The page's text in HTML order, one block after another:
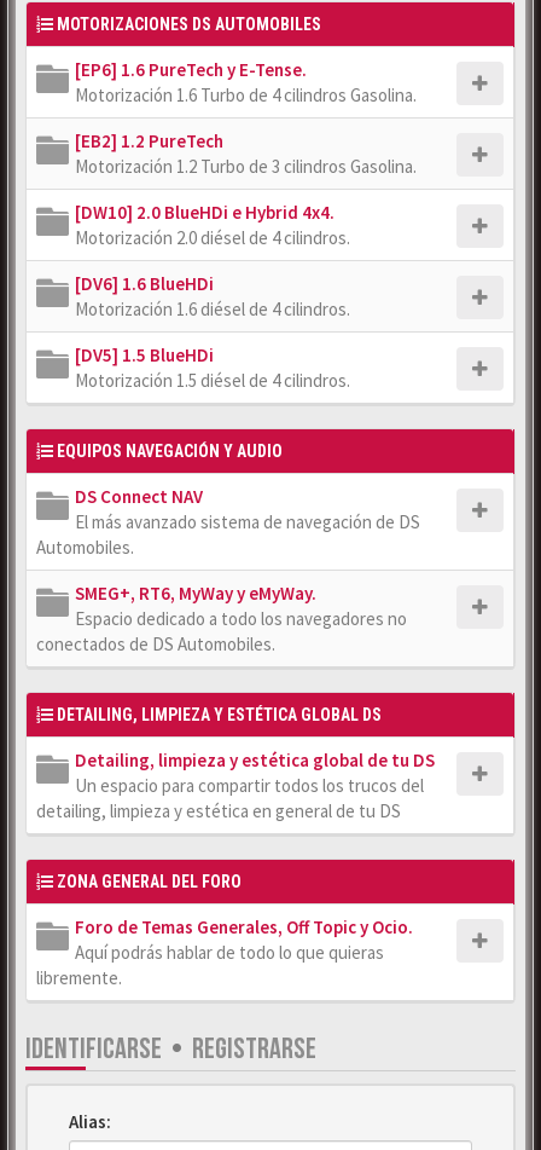
MOTORIZACIONES DS AUTOMOBILES
[EP6] 1.6 PureTech y E-Tense.
Motorización 1.6 Turbo de 4 cilindros Gasolina.
[EB2] 1.2 PureTech
Motorización 1.2 Turbo de 3 cilindros Gasolina.
[DW10] 2.0 BlueHDi e Hybrid 4x4.
Motorización 2.0 diésel de 4 cilindros.
[DV6] 1.6 BlueHDi
Motorización 1.6 diésel de 4 cilindros.
[DV5] 1.5 BlueHDi
Motorización 1.5 diésel de 4 cilindros.
EQUIPOS NAVEGACIÓN Y AUDIO
DS Connect NAV
El más avanzado sistema de navegación de DS
Automobiles.
SMEG+, RT6, MyWay y eMyWay.
Espacio dedicado a todo los navegadores no
conectados de DS Automobiles.
DETAILING, LIMPIEZA Y ESTÉTICA GLOBAL DS
Detailing, limpieza y estética global de tu DS
Un espacio para compartir todos los trucos del
detailing, limpieza y estética en general de tu DS
ZONA GENERAL DEL FORO
Foro de Temas Generales, Off Topic y Ocio.
Aquí podrás hablar de todo lo que quieras
libremente.
IDENTIFICARSE • REGISTRARSE
Alias: